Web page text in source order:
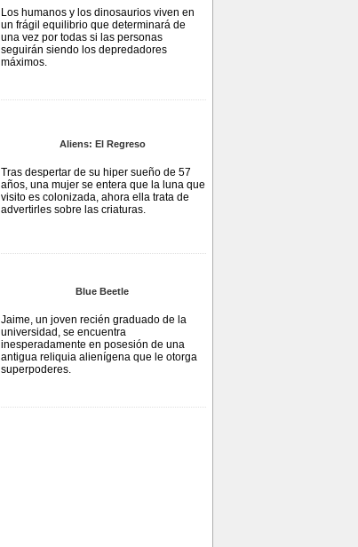
Los humanos y los dinosaurios viven en
un frágil equilibrio que determinará de
una vez por todas si las personas
seguirán siendo los depredadores
máximos.
Aliens: El Regreso
Tras despertar de su hiper sueño de 57
años, una mujer se entera que la luna que
visito es colonizada, ahora ella trata de
advertirles sobre las criaturas.
Blue Beetle
Jaime, un joven recién graduado de la
universidad, se encuentra
inesperadamente en posesión de una
antigua reliquia alienígena que le otorga
superpoderes.